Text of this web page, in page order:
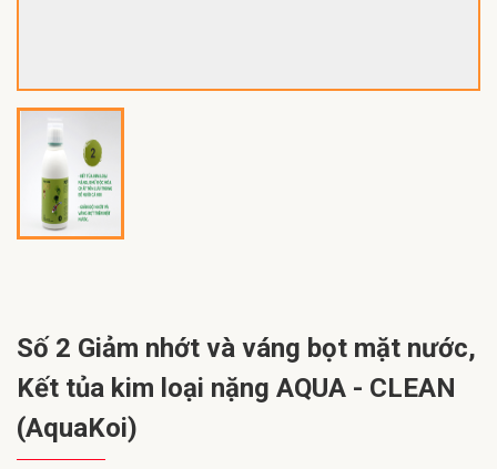
Số 2 Giảm nhớt và váng bọt mặt nước,
Kết tủa kim loại nặng AQUA - CLEAN
(AquaKoi)